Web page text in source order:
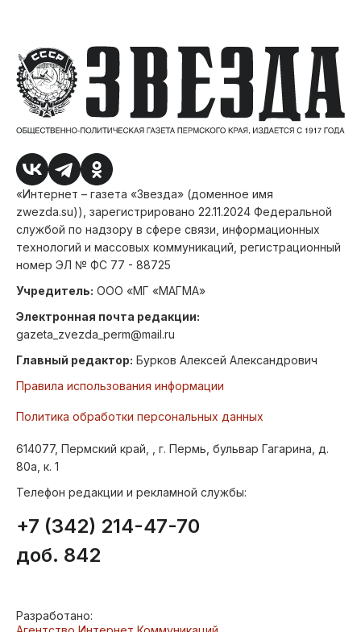
«Интернет – газета «Звезда» (доменное имя
zwezda.su)), зарегистрировано 22.11.2024 Федеральной
службой по надзору в сфере связи, информационных
технологий и массовых коммуникаций, регистрационный
номер ЭЛ № ФС 77 - 88725
Учредитель: ООО «МГ «МАГМА»
Электронная почта редакции:
gazeta_zvezda_perm@mail.ru
Главный редактор: Бурков Алексей Александрович
Правила использования информации
Политика обработки персональных данных
614077, Пермский край, , г. Пермь, бульвар Гагарина, д.
80а, к. 1
Телефон редакции и рекламной службы:
+7 (342) 214-47-70
доб. 842
Разработано: